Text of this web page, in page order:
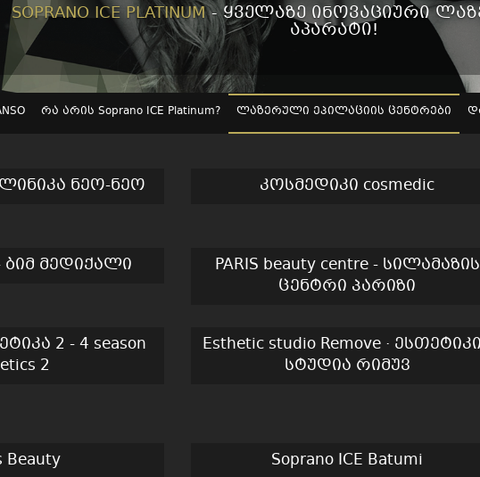
SOPRANO ICE PLATINUM- ყველაზე ინოვაციური
აპარატი!
რა არის Soprano ICE Platinum? ლაზერული ეპილაციის ცენტრები
ნეო-ნეო კოსმედიკი cosmedic
ბიმ მედიქალი
PARIS beauty centre - სილამაზის
ცენტრი პარიზი
2 - 4 season
2
Esthetic studio Remove ·
სტუდია რიმუვ
Beauty Soprano ICE Batumi